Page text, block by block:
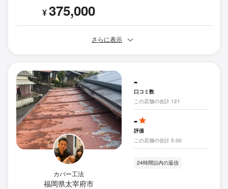
¥375,000
さらに表示
カバー工法
福岡県太宰府市
-
口コミ数
この店舗の合計 121
-
評価
この店舗の合計 5.00
24時間以内の返信